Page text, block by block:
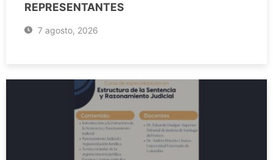
REPRESENTANTES
7 agosto, 2026